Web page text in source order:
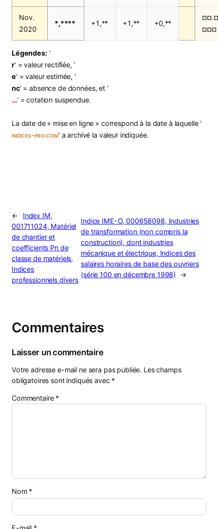
Nov.
2020
*,**** +1,** +1,** +0,**
¤¤¤
Légendes:‘
r‘ = valeur rectifiée, ‘
e‘ = valeur estimée, ‘
nc‘ = absence de données, et ‘
…‘ = cotation suspendue.
La date de « mise en ligne » correspond à la date à laquelle ‘
indices-pro.com‘ a archivé la valeur indiquée.
←
Index IM,
001711024, Matériel
de chantier et
coefficients Pn de
classe de matériels,
Indices
professionnels divers
Indice IME-O, 000658098, Industries
de transformation (non compris la
construction), dont industries
mécanique et électrique, Indices des
salaires horaires de base des ouvriers
(série 100 en décembre 1998)
→
Commentaires
Laisser un commentaire
Votre adresse e-mail ne sera pas publiée. Les champs
obligatoires sont indiqués avec *
Commentaire *
Nom *